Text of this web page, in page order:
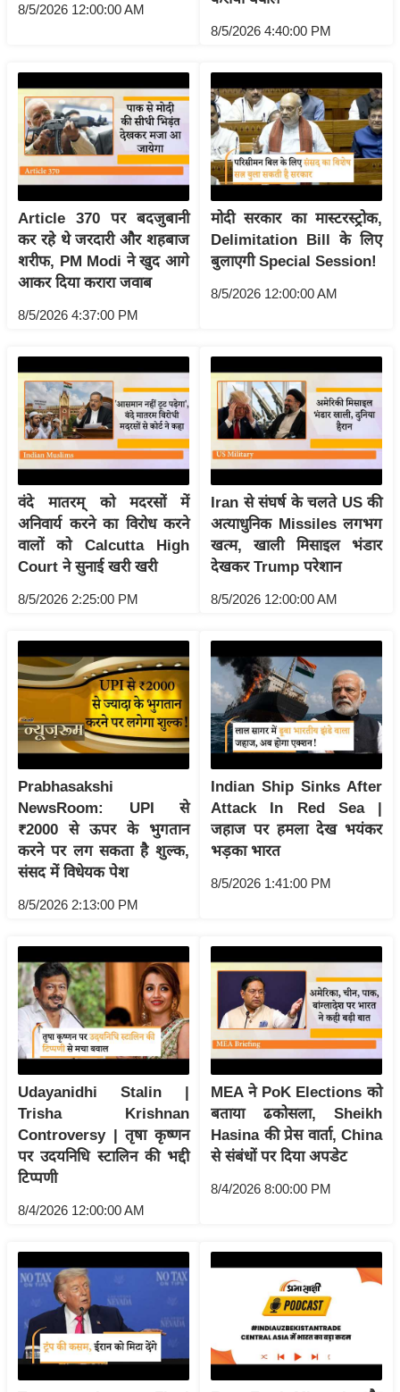
g
w
s
ला
इ
फ
स्टा
इ
ल
टे
लॉ
ब्यू
टी
फै
श
न
घ
रे
लू
स्खे
र्य
ट
स्थ
ल
फि
ट
ने
स
मं
ले
श
न
शि
रा
ज
नी
ति
वि
श्ले
ष
म
म
यि
क
8/5/2026 12:00:00 AM
8/5/2026 4:40:00 PM
Article 370 पर बदजुबानी
कर रहे थे जरदारी और शहबाज
शरीफ, PM Modi ने खुद आगे
आकर दिया करारा जवाब
8/5/2026 4:37:00 PM
मोदी सरकार का मास्टरस्ट्रोक,
Delimitation Bill के लिए
बुलाएगी Special Session!
8/5/2026 12:00:00 AM
वंदे मातरम् को मदरसों में
अनिवार्य करने का विरोध करने
वालों को Calcutta High
Court ने सुनाई खरी खरी
8/5/2026 2:25:00 PM
Iran से संघर्ष के चलते US की
अत्याधुनिक Missiles लगभग
खत्म, खाली मिसाइल भंडार
देखकर Trump परेशान
8/5/2026 12:00:00 AM
Prabhasakshi
NewsRoom: UPI से
₹2000 से ऊपर के भुगतान
करने पर लग सकता है शुल्क,
संसद में विधेयक पेश
8/5/2026 2:13:00 PM
Indian Ship Sinks After
Attack In Red Sea |
जहाज पर हमला देख भयंकर
भड़का भारत
8/5/2026 1:41:00 PM
Udayanidhi Stalin |
Trisha Krishnan
Controversy | तृषा कृष्णन
पर उदयनिधि स्टालिन की भद्दी
टिप्पणी
8/4/2026 12:00:00 AM
MEA ने PoK Elections को
बताया ढकोसला, Sheikh
Hasina की प्रेस वार्ता, China
से संबंधों पर दिया अपडेट
8/4/2026 8:00:00 PM